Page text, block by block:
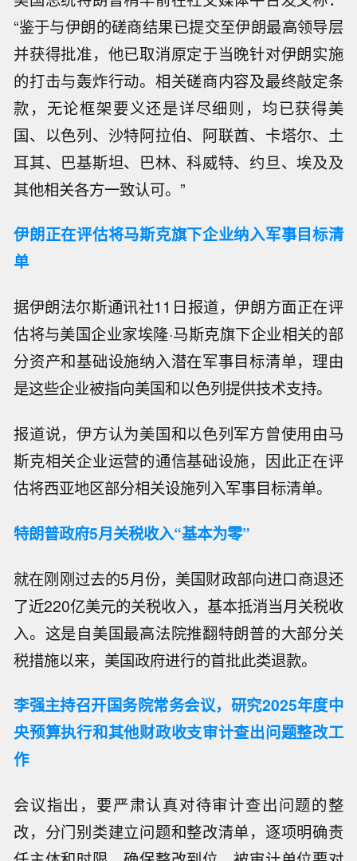
“鉴于与伊朗的磋商结果已提交至伊朗最高领导层
并获得批准，他已取消原定于当晚针对伊朗实施
的打击与轰炸行动。相关磋商内容及最终敲定条
款，无论框架要义还是详尽细则，均已获得美
国、以色列、沙特阿拉伯、阿联酋、卡塔尔、土
耳其、巴基斯坦、巴林、科威特、约旦、埃及及
其他相关各方一致认可。”
伊朗正在评估将马斯克旗下企业纳入军事目标清
单
据伊朗法尔斯通讯社11日报道，伊朗方面正在评
估将与美国企业家埃隆·马斯克旗下企业相关的部
分资产和基础设施纳入潜在军事目标清单，理由
是这些企业被指向美国和以色列提供技术支持。
报道说，伊方认为美国和以色列军方曾使用由马
斯克相关企业运营的通信基础设施，因此正在评
估将西亚地区部分相关设施列入军事目标清单。
特朗普政府5月关税收入“基本为零”
就在刚刚过去的5月份，美国财政部向进口商退还
了近220亿美元的关税收入，基本抵消当月关税收
入。这是自美国最高法院推翻特朗普的大部分关
税措施以来，美国政府进行的首批此类退款。
李强主持召开国务院常务会议，研究2025年度中
央预算执行和其他财政收支审计查出问题整改工
作
会议指出，要严肃认真对待审计查出问题的整
改，分门别类建立问题和整改清单，逐项明确责